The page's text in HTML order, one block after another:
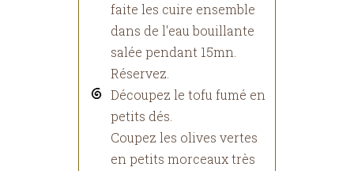
faite les cuire ensemble
dans de l'eau bouillante
salée pendant 15mn.
Réservez.
Découpez le tofu fumé en
petits dés.
Coupez les olives vertes
en petits morceaux très